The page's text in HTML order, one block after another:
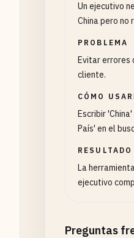
Un ejecutivo
China pero no
PROBLEMA
Evitar errores
cliente.
CÓMO
Escribir
País' en el
RESULTADO
La
ejecutivo
Preguntas